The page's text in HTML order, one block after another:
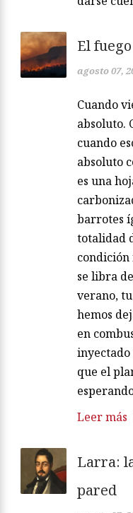
El fuego
agosto 07,
Cuando
absoluto.
cuando
absoluto
es una
barrotes
totalidad
se libra
verano,
hemos
en
inyectado
que el
Leer más
Larra:
pared